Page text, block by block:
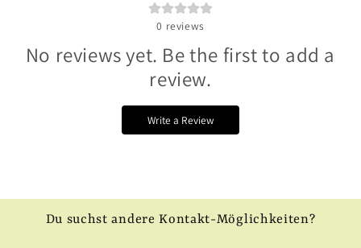
0 reviews
No reviews yet. Be the first to add a
review.
Write a Review
Du suchst andere Kontakt-Möglichkeiten?